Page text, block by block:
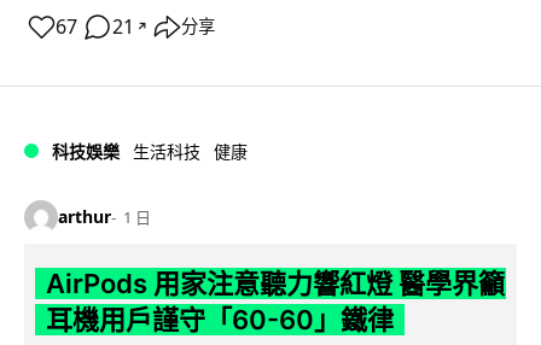
67 21 ↗ 分享
科技娛樂 生活科技 健康
arthur 1 日
AirPods 用家注意聽力響紅燈 醫學界籲
耳機用戶謹守「60-60」鐵律